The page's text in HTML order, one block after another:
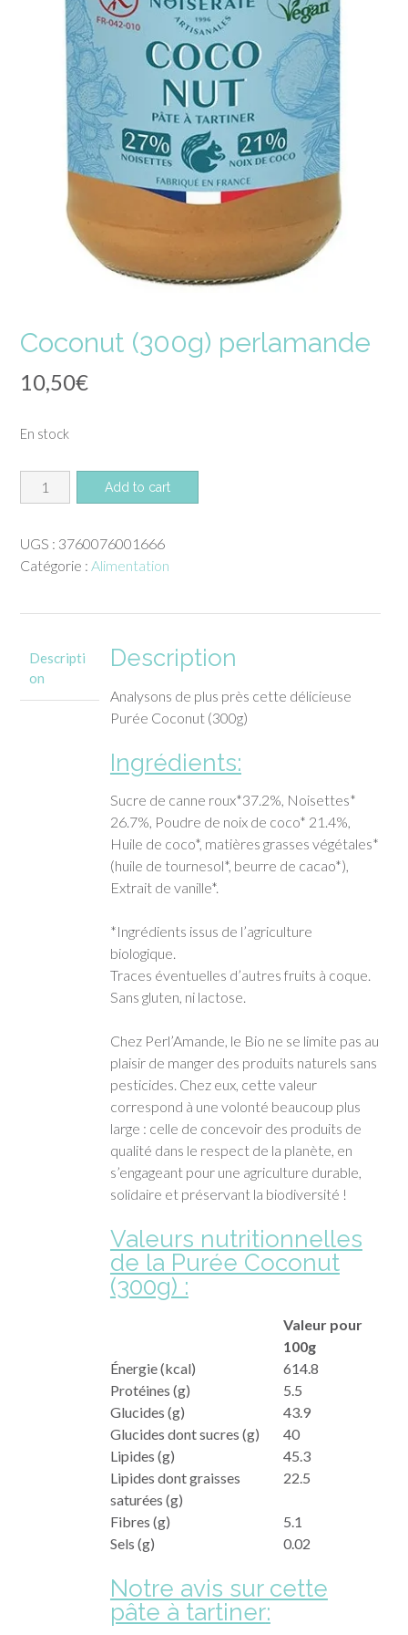
Coconut (300g) perlamande
10,50€
En stock
quantité
de
(300g)
perlamande
Add to cart
UGS : 3760076001666
Catégorie : Alimentation
Descripti
on
Description
Analysons de plus près cette délicieuse
Purée Coconut (300g)
Ingrédients:
Sucre de canne roux*37.2%, Noisettes*
26.7%, Poudre de noix de coco* 21.4%,
Huile de coco*, matières grasses végétales*
(huile de tournesol*, beurre de cacao*),
Extrait de vanille*.
*Ingrédients issus de l’agriculture
biologique.
Traces éventuelles d’autres fruits à coque.
Sans gluten, ni lactose.
Chez Perl’Amande, le Bio ne se limite pas au
plaisir de manger des produits naturels sans
pesticides. Chez eux, cette valeur
correspond à une volonté beaucoup plus
large : celle de concevoir des produits de
qualité dans le respect de la planète, en
s’engageant pour une agriculture durable,
solidaire et préservant la biodiversité !
Valeurs nutritionnelles
de la Purée Coconut
(300g) :
Valeur pour
100g
Énergie (kcal)
614.8
Protéines (g)
5.5
Glucides (g)
43.9
Glucides dont sucres (g)
40
Lipides (g)
45.3
Lipides dont graisses
saturées (g)
22.5
Fibres (g)
5.1
Sels (g)
0.02
Notre avis sur cette
pâte à tartiner: